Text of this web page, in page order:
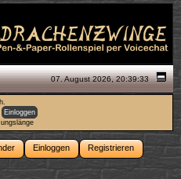
07. August 2026, 20:39:33
.
Einloggen Registrieren